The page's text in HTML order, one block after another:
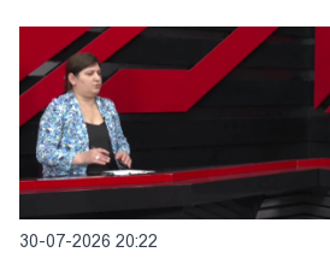
30-07-2026 20:22